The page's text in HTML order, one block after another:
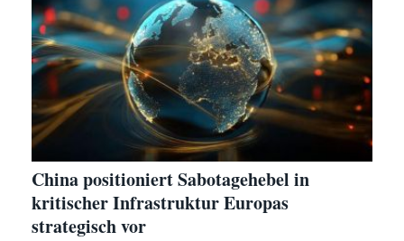
China positioniert Sabotagehebel in
kritischer Infrastruktur Europas
strategisch vor